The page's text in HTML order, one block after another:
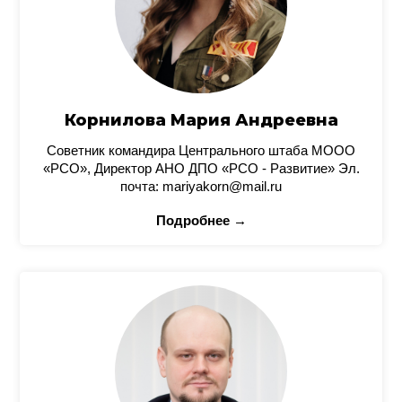
Корнилова Мария Андреевна
Советник командира Центрального штаба МООО
«РСО», Директор АНО ДПО «РСО - Развитие» Эл.
почта: mariyakorn@mail.ru
Подробнее →